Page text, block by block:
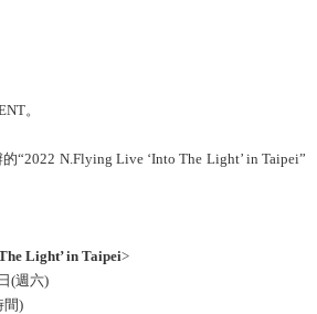
。
“2022 N.Flying Live ‘Into The Light’ in Taipei”
Light’ in Taipei>
(週六)
間)